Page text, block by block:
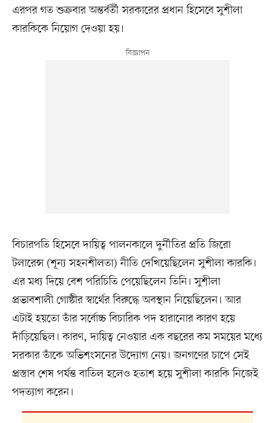
এরপর গত শুক্রবার অন্তর্বর্তী সরকারের প্রধান হিসেবে সুশীলা
কারকিকে নিয়োগ দেওয়া হয়।
বিচারপতি হিসেবে দায়িত্ব পালনকালে দুর্নীতির প্রতি জিরো
টলারেন্স (শূন্য সহনশীলতা) নীতি দেখিয়েছিলেন সুশীলা কারকি।
এর মধ্য দিয়ে বেশ পরিচিতি পেয়েছিলেন তিনি। সুশীলা
প্রভাবশালী গোষ্ঠীর স্বার্থের বিরুদ্ধে অবস্থান নিয়েছিলেন। আর
এটাই হয়তো তাঁর সর্বোচ্চ বিচারিক পদ হারানোর কারণ হয়ে
দাঁড়িয়েছিল। কারণ, দায়িত্ব নেওয়ার এক বছরের কম সময়ের মধ্যে
সরকার তাঁকে অভিশংসনের উদ্যোগ নেয়। জনগণের চাপে সেই
প্রস্তাব শেষ পর্যন্ত বাতিল হলেও হতাশ হয়ে সুশীলা কারকি নিজেই
পদত্যাগ করেন।